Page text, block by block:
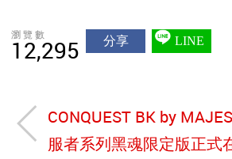
瀏覽數
12,295 分享 LINE
CONQUEST BK by
服者系列黑魂限定版正式